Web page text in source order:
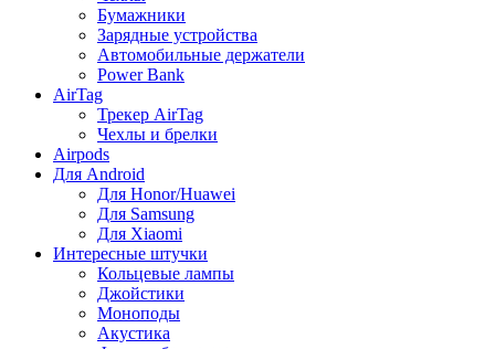
Бумажники
Зарядные устройства
Автомобильные держатели
Power Bank
AirTag
Трекер AirTag
Чехлы и брелки
Airpods
Для Android
Для Honor/Huawei
Для Samsung
Для Xiaomi
Интересные штучки
Кольцевые лампы
Джойстики
Моноподы
Акустика